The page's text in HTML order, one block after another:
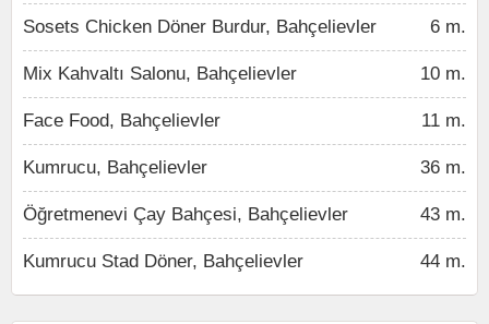
Sosets Chicken Döner Burdur, Bahçelievler 6 m.
Mix Kahvaltı Salonu, Bahçelievler 10 m.
Face Food, Bahçelievler 11 m.
Kumrucu, Bahçelievler 36 m.
Öğretmenevi Çay Bahçesi, Bahçelievler 43 m.
Kumrucu Stad Döner, Bahçelievler 44 m.